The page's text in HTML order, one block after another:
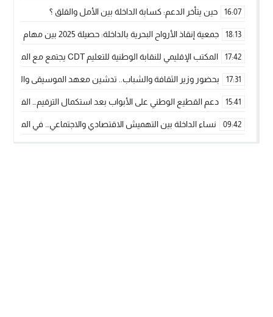
16:07 حين يتأخر الدعم: كسابة الداخلة بين الأمل والقلق ؟
18:13 جمعية إنقاذ الأرواح البحرية بالداخلة: حصيلة 2025 بين مهام الإنقاذ ومشروع “دار البحار”
17:42 المكتب الإقليمي للنقابة الوطنية للتعليم CDT يجتمع مع المدير الإقليمي لمناقشة ملفات جوهرية لنساء ورجال التعليم
17:31 بحضور وزير الثقافة والشباب.. تدشين معهد الموسيقى والفنون
15:41 دعم القطيع الوطني على الأبواب بعد استكمال الترقيم…
09:42 نساء الداخلة بين التهميش الاقتصادي والاجتماعي… في المؤسسات